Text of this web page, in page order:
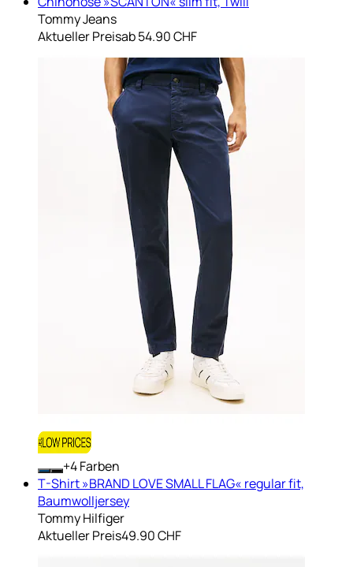
Tommy Jeans
Aktueller Preisab54.90 CHF
+ Farben
T-Shirt »BRAND LOVE SMALL FLAG« regular fit,
Baumwolljersey
Tommy Hilfiger
Aktueller Preis49.90 CHF